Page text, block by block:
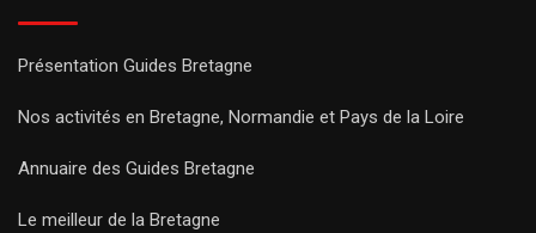
Présentation Guides Bretagne
Nos activités en Bretagne, Normandie et Pays de la Loire
Annuaire des Guides Bretagne
Le meilleur de la Bretagne